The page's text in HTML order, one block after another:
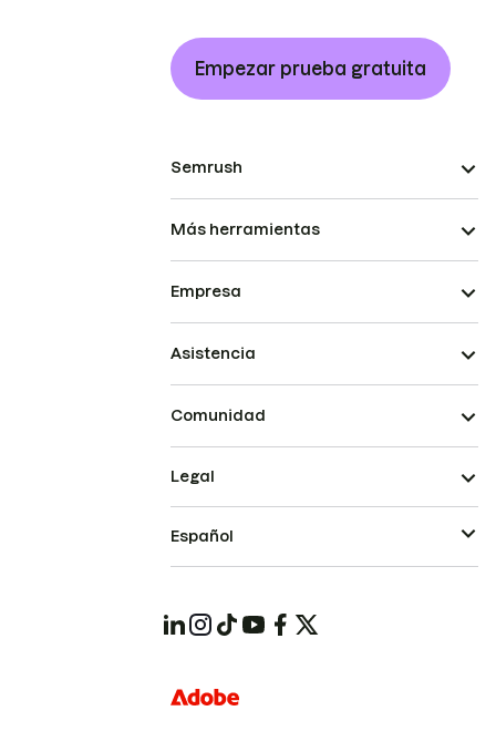
Empezar prueba gratuita
Semrush
Más herramientas
Empresa
Asistencia
Comunidad
Legal
Español